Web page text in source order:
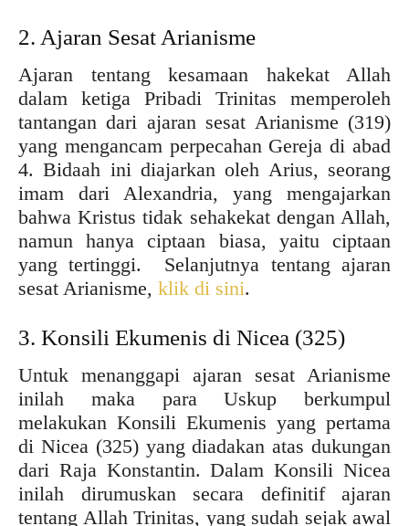
2. Ajaran Sesat Arianisme
Ajaran tentang kesamaan hakekat Allah
dalam ketiga Pribadi Trinitas memperoleh
tantangan dari ajaran sesat Arianisme (319)
yang mengancam perpecahan Gereja di abad
4. Bidaah ini diajarkan oleh Arius, seorang
imam dari Alexandria, yang mengajarkan
bahwa Kristus tidak sehakekat dengan Allah,
namun hanya ciptaan biasa, yaitu ciptaan
yang tertinggi. Selanjutnya tentang ajaran
sesat Arianisme, klik di sini.
3. Konsili Ekumenis di Nicea (325)
Untuk menanggapi ajaran sesat Arianisme
inilah maka para Uskup berkumpul
melakukan Konsili Ekumenis yang pertama
di Nicea (325) yang diadakan atas dukungan
dari Raja Konstantin. Dalam Konsili Nicea
inilah dirumuskan secara definitif ajaran
tentang Allah Trinitas, yang sudah sejak awal